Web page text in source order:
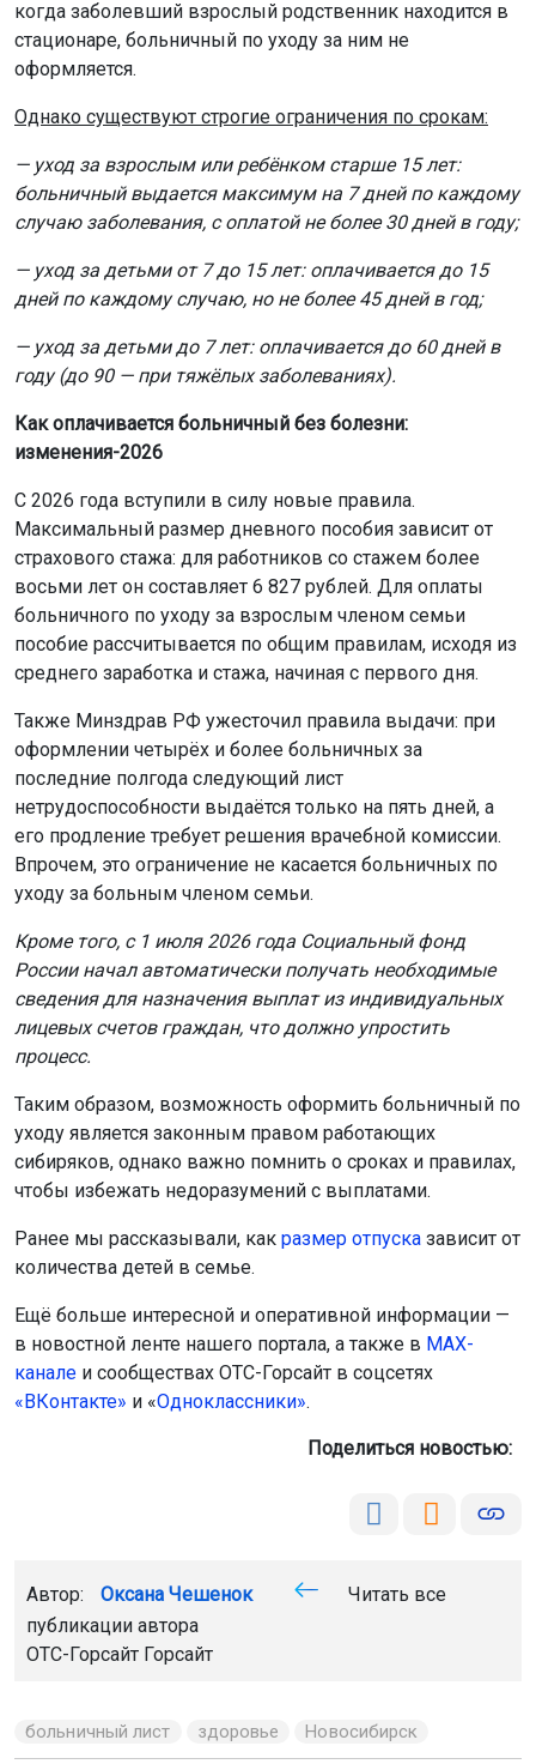
когда заболевший взрослый родственник находится в
стационаре, больничный по уходу за ним не
оформляется.
Однако существуют строгие ограничения по срокам:
— уход за взрослым или ребёнком старше 15 лет:
больничный выдается максимум на 7 дней по каждому
случаю заболевания, с оплатой не более 30 дней в году;
— уход за детьми от 7 до 15 лет: оплачивается до 15
дней по каждому случаю, но не более 45 дней в год;
— уход за детьми до 7 лет: оплачивается до 60 дней в
году (до 90 — при тяжёлых заболеваниях).
Как оплачивается больничный без болезни:
изменения-2026
С 2026 года вступили в силу новые правила.
Максимальный размер дневного пособия зависит от
страхового стажа: для работников со стажем более
восьми лет он составляет 6 827 рублей. Для оплаты
больничного по уходу за взрослым членом семьи
пособие рассчитывается по общим правилам, исходя из
среднего заработка и стажа, начиная с первого дня.
Также Минздрав РФ ужесточил правила выдачи: при
оформлении четырёх и более больничных за
последние полгода следующий лист
нетрудоспособности выдаётся только на пять дней, а
его продление требует решения врачебной комиссии.
Впрочем, это ограничение не касается больничных по
уходу за больным членом семьи.
Кроме того, с 1 июля 2026 года Социальный фонд
России начал автоматически получать необходимые
сведения для назначения выплат из индивидуальных
лицевых счетов граждан, что должно упростить
процесс.
Таким образом, возможность оформить больничный по
уходу является законным правом работающих
сибиряков, однако важно помнить о сроках и правилах,
чтобы избежать недоразумений с выплатами.
Ранее мы рассказывали, как размер отпуска зависит от
количества детей в семье.
Ещё больше интересной и оперативной информации —
в новостной ленте нашего портала, а также в МАХ-
канале и сообществах ОТС-Горсайт в соцсетях
«ВКонтакте» и «Одноклассники».
Поделиться новостью:
Автор: Оксана Чешенок
Читать все
публикации автора
ОТС-Горсайт Горсайт
больничный лист здоровье Новосибирск